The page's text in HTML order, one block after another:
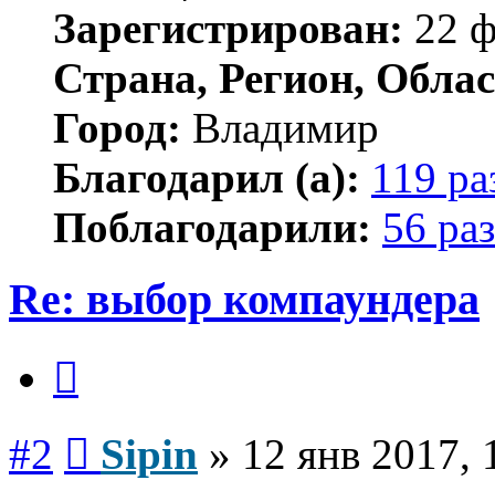
Зарегистрирован: 22
Страна, Регион,
Город: Владимир
Благодарил (а): 119
Поблагодарили: 56 раз
Re: выбор компаундера
#2 Sipin » 12 янв 2017,